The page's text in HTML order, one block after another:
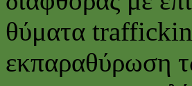
θύματα
εκπαραθύρωση